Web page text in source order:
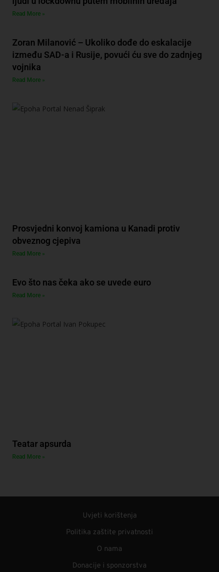
Read More »
Zoran Milanović – Ukoliko dođe do eskalacije
između SAD-a i Rusije, povući ću sve do zadnjeg
vojnika
Read More »
Prosvjedni konvoj kamiona u Kanadi protiv
obveznog cjepiva
Read More »
Evo što nas čeka ako se uvede euro
Read More »
Teatar apsurda
Read More »
Uvjeti korištenja
Politika zaštite privatnosti
O nama
Donacije i sponzorstva